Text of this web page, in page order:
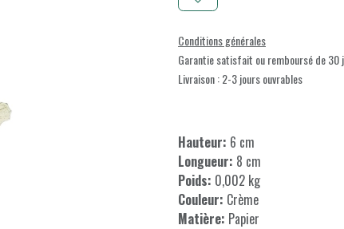
Conditions générales
Garantie satisfait ou remboursé de 30
Livraison : 2-3 jours ouvrables
Hauteur: 6 cm
Longueur: 8 cm
Poids: 0,002 kg
Couleur: Crème
Matière: Papier